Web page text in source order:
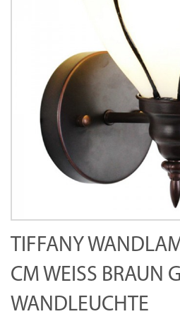
TIFFANY
CM WEISS BRAUN
ANDLEUCHTE S